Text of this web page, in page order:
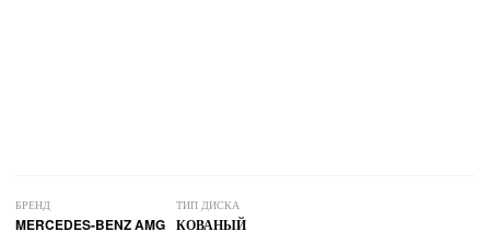
БРЕНД
MERCEDES-BENZ AMG
ТИП ДИСКА
КОВАНЫЙ